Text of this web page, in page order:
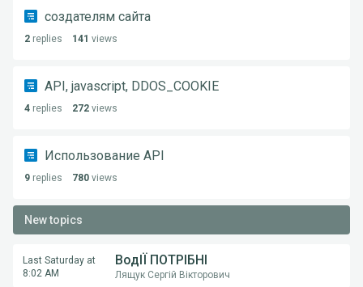
создателям сайта
2 replies 141 views
API, javascript, DDOS_COOKIE
4 replies 272 views
Использование API
9 replies 780 views
New topics
Last Saturday at
8:02 AM
ВодІЇ ПОТРІБНІ
Лящук Сергій Вікторович